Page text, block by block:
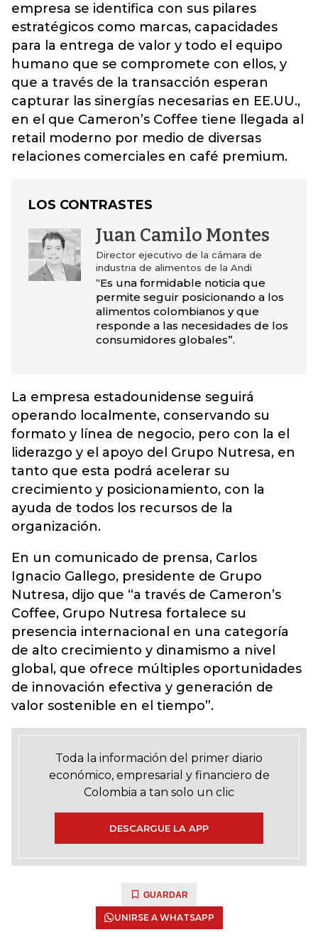
empresa se identifica con sus pilares
estratégicos como marcas, capacidades
para la entrega de valor y todo el equipo
humano que se compromete con ellos, y
que a través de la transacción esperan
capturar las sinergías necesarias en EE.UU.,
en el que Cameron’s Coffee tiene llegada al
retail moderno por medio de diversas
relaciones comerciales en café premium.
LOS CONTRASTES
Juan Camilo Montes
Director ejecutivo de la cámara de
industria de alimentos de la Andi
“Es una formidable noticia que
permite seguir posicionando a los
alimentos colombianos y que
responde a las necesidades de los
consumidores globales”.
La empresa estadounidense seguirá
operando localmente, conservando su
formato y línea de negocio, pero con la el
liderazgo y el apoyo del Grupo Nutresa, en
tanto que esta podrá acelerar su
crecimiento y posicionamiento, con la
ayuda de todos los recursos de la
organización.
En un comunicado de prensa, Carlos
Ignacio Gallego, presidente de Grupo
Nutresa, dijo que “a través de Cameron’s
Coffee, Grupo Nutresa fortalece su
presencia internacional en una categoría
de alto crecimiento y dinamismo a nivel
global, que ofrece múltiples oportunidades
de innovación efectiva y generación de
valor sostenible en el tiempo”.
Toda la información del primer diario
económico, empresarial y financiero de
Colombia a tan solo un clic
DESCARGUE LA APP
GUARDAR
UNIRSE A WHATSAPP